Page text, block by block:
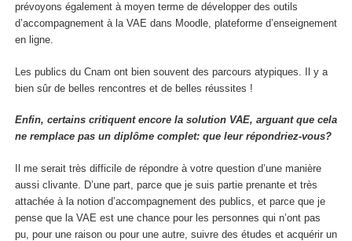
prévoyons également à moyen terme de développer des outils
d’accompagnement à la VAE dans Moodle, plateforme d’enseignement
en ligne.
Les publics du Cnam ont bien souvent des parcours atypiques. Il y a
bien sûr de belles rencontres et de belles réussites !
Enfin, certains critiquent encore la solution VAE, arguant que cela
ne remplace pas un diplôme complet: que leur répondriez-vous?
Il me serait très difficile de répondre à votre question d’une manière
aussi clivante. D’une part, parce que je suis partie prenante et très
attachée à la notion d’accompagnement des publics, et parce que je
pense que la VAE est une chance pour les personnes qui n’ont pas
pu, pour une raison ou pour une autre, suivre des études et acquérir un